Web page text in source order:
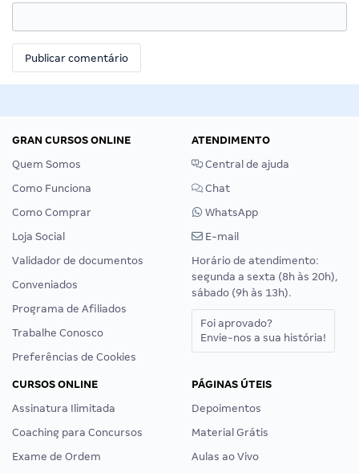
GRAN CURSOS ONLINE
Quem Somos
Como Funciona
Como Comprar
Loja Social
Validador de documentos
Conveniados
Programa de Afiliados
Trabalhe Conosco
Preferências de Cookies
ATENDIMENTO
Central de ajuda
Chat
WhatsApp
E-mail
Horário de atendimento:
segunda a sexta (8h às 20h),
sábado (9h às 13h).
Foi aprovado?
Envie-nos a sua história!
CURSOS ONLINE
Assinatura Ilimitada
Coaching para Concursos
Exame de Ordem
PÁGINAS ÚTEIS
Depoimentos
Material Grátis
Aulas ao Vivo